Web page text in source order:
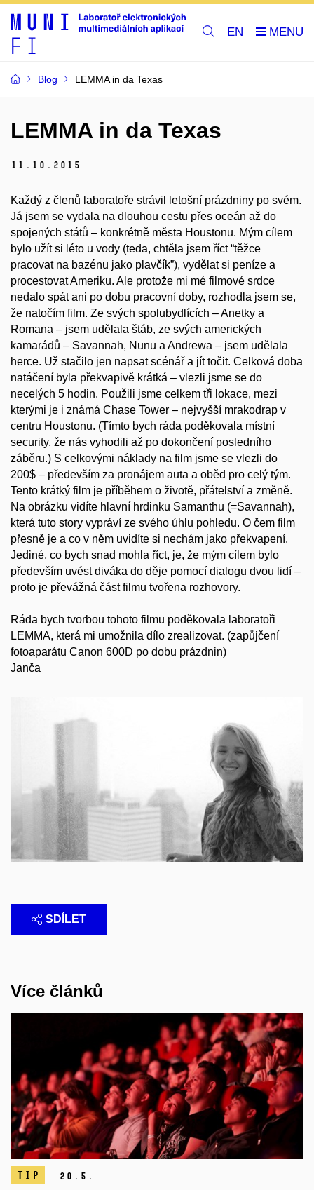
EN
Blog LEMMA in da Texas
LEMMA in da Texas
11. 10. 2015
Každý z členů laboratoře strávil letošní prázdniny po svém.
Já jsem se vydala na dlouhou cestu přes oceán až do
spojených států – konkrétně města Houstonu. Mým cílem
bylo užít si léto u vody (teda, chtěla jsem říct “těžce
pracovat na bazénu jako plavčík”), vydělat si peníze a
procestovat Ameriku. Ale protože mi mé filmové srdce
nedalo spát ani po dobu pracovní doby, rozhodla jsem se,
že natočím film. Ze svých spolubydlících – Anetky a
Romana – jsem udělala štáb, ze svých amerických
kamarádů – Savannah, Nunu a Andrewa – jsem udělala
herce. Už stačilo jen napsat scénář a jít točit. Celková doba
natáčení byla překvapivě krátká – vlezli jsme se do
necelých 5 hodin. Použili jsme celkem tři lokace, mezi
kterými je i známá Chase Tower – nejvyšší mrakodrap v
centru Houstonu. (Tímto bych ráda poděkovala místní
security, že nás vyhodili až po dokončení posledního
záběru.) S celkovými náklady na film jsme se vlezli do
200$ – především za pronájem auta a oběd pro celý tým.
Tento krátký film je příběhem o životě, přátelství a změně.
Na obrázku vidíte hlavní hrdinku Samanthu (=Savannah),
která tuto story vypráví ze svého úhlu pohledu. O čem film
přesně je a co v něm uvidíte si nechám jako překvapení.
Jediné, co bych snad mohla říct, je, že mým cílem bylo
především uvést diváka do děje pomocí dialogu dvou lidí –
proto je převážná část filmu tvořena rozhovory.
Ráda bych tvorbou tohoto filmu poděkovala laboratoři
LEMMA, která mi umožnila dílo zrealizovat. (zapůjčení
fotoaparátu Canon 600D po dobu prázdnin)
Janča
SDÍLET
Více článků
TIP 20. 5.